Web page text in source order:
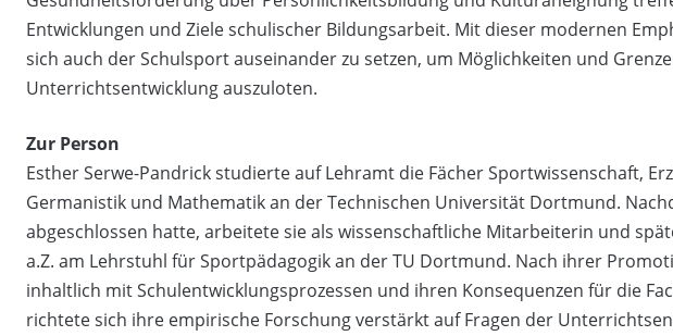
Entwicklungen und Ziele schulischer Bildungsarbeit. Mit dieser modernen
sich auch der Schulsport auseinander zu setzen, um Möglichkeiten und
Unterrichtsentwicklung auszuloten.
Zur Person
Esther Serwe-Pandrick studierte auf Lehramt die Fächer Sportwissenschaft,
Germanistik und Mathematik an der Technischen Universität Dortmund.
abgeschlossen hatte, arbeitete sie als wissenschaftliche Mitarbeiterin und
a.Z. am Lehrstuhl für Sportpädagogik an der TU Dortmund. Nach ihrer
inhaltlich mit Schulentwicklungsprozessen und ihren Konsequenzen für die
richtete sich ihre empirische Forschung verstärkt auf Fragen der